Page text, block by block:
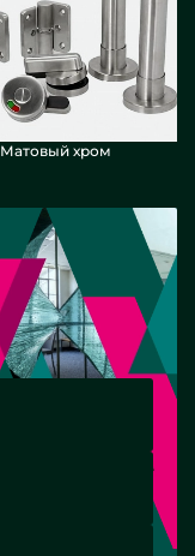
Матовый хром